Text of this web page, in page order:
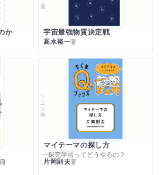
か 宇宙最強物質決定戦
高水裕一著
シリーズ・全集
マイテーマの探し方
─探究学習ってどうやるの？
片岡則夫著